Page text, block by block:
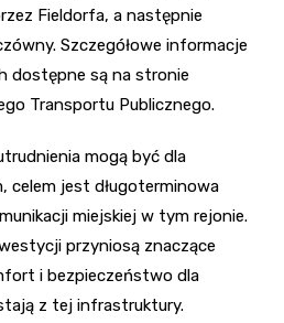
Fieldorfa, a następnie
Szczegółowe informacje
dostępne są na stronie
Transportu Publicznego.
mogą być dla
celem jest długoterminowa
miejskiej w tym rejonie.
przyniosą znaczące
i bezpieczeństwo dla
z tej infrastruktury.